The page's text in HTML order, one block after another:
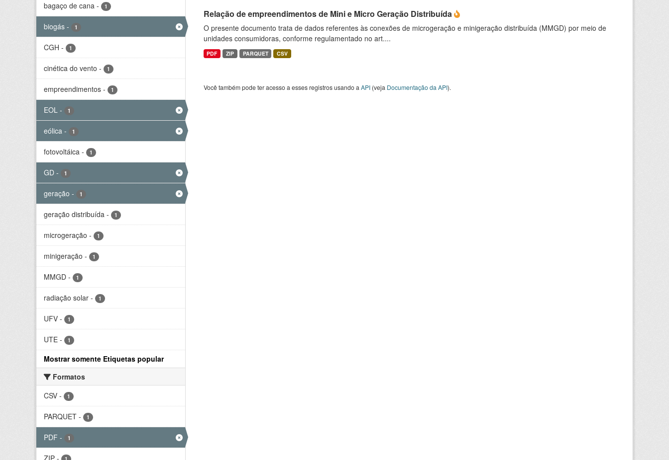
bagaço de cana - 1
biogás - 1
CGH - 1
cinética do vento - 1
empreendimentos - 1
EOL - 1
eólica - 1
fotovoltáica - 1
GD - 1
geração - 1
geração distribuída - 1
microgeração - 1
minigeração - 1
MMGD - 1
radiação solar - 1
UFV - 1
UTE - 1
Mostrar somente Etiquetas popular
Formatos
CSV - 1
PARQUET - 1
PDF - 1
ZIP -
Relação de empreendimentos de Mini e Micro Geração Distribuída
O presente documento trata de dados referentes às conexões de microgeração e minigeração distribuída (MMGD) por meio de
unidades consumidoras, conforme regulamentado no art....
PDF ZIP PARQUET CSV
Você também pode ter acesso a esses registros usando a API(veja Documentação da API).